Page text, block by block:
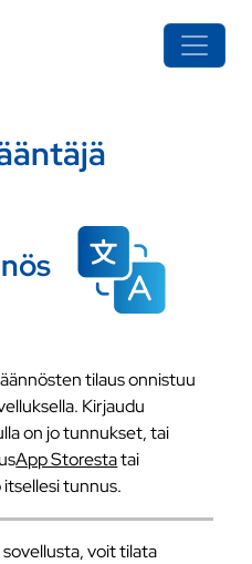
tilaus onnistuu
Kirjaudu
on jo tunnukset, tai
App Storestatai
itsellesi tunnus.
voit tilata